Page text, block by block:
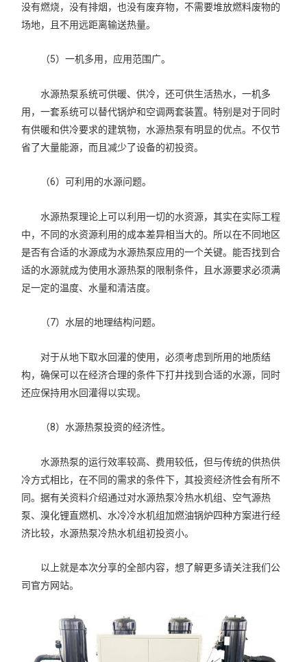
没有燃烧，没有排烟，也没有废弃物，不需要堆放燃料废物的
场地，且不用远距离输送热量。
（5）一机多用，应用范围广。
水源热泵系统可供暖、供冷，还可供生活热水，一机多
用，一套系统可以替代锅炉和空调两套装置。特别是对于同时
有供暖和供冷要求的建筑物，水源热泵有明显的优点。不仅节
省了大量能源，而且减少了设备的初投资。
（6）可利用的水源问题。
水源热泵理论上可以利用一切的水资源，其实在实际工程
中，不同的水资源利用的成本差异相当大的。所以在不同地区
是否有合适的水源成为水源热泵应用的一个关键。能否找到合
适的水源就成为使用水源热泵的限制条件，且水源要求必须满
足一定的温度、水量和清洁度。
（7）水层的地理结构问题。
对于从地下取水回灌的使用，必须考虑到所用的地质结
构，确保可以在经济合理的条件下打井找到合适的水源，同时
还应保持用水回灌得以实现。
（8）水源热泵投资的经济性。
水源热泵的运行效率较高、费用较低，但与传统的供热供
冷方式相比，在不同的需求的条件下，其投资经济性会有所不
同。据有关资料介绍通过对水源热泵冷热水机组、空气源热
泵、溴化锂直燃机、水冷冷水机组加燃油锅炉四种方案进行经
济比较，水源热泵冷热水机组初投资小。
以上就是本次分享的全部内容，想了解更多请关注我们公
司官方网站。